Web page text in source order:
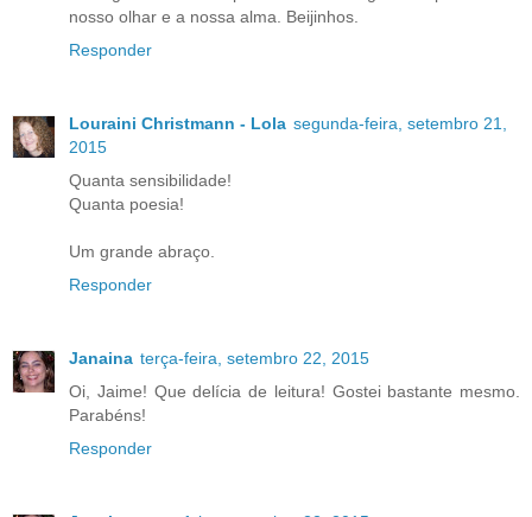
nosso olhar e a nossa alma. Beijinhos.
Responder
Louraini Christmann - Lola segunda-feira, setembro 21,
2015
Quanta sensibilidade!
Quanta poesia!
Um grande abraço.
Responder
Janaina terça-feira, setembro 22, 2015
Oi, Jaime! Que delícia de leitura! Gostei bastante mesmo.
Parabéns!
Responder